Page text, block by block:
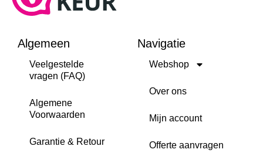
Algemeen
Veelgestelde
vragen (FAQ)
Algemene
Voorwaarden
Garantie & Retour
Navigatie
Webshop
Over ons
Mijn account
Offerte aanvragen